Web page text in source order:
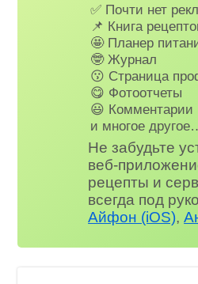
✅ Почти нет
📌 Книга
🤩 Планер
🤓 Журнал
😗 Страница
😋 Фотоотчеты
😃 Комментарии
и многое
Не забудьте
веб-
рецепты и
всегда под
Айфон (iOS),